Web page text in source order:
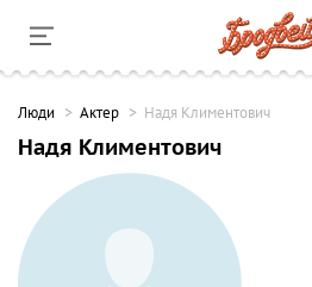
Люди Актер Надя Климентович
Надя Климентович